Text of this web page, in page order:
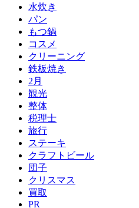
水炊き
パン
もつ鍋
コスメ
クリーニング
鉄板焼き
2月
観光
整体
税理士
旅行
ステーキ
クラフトビール
団子
クリスマス
買取
PR